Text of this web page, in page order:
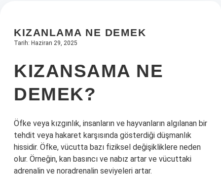
Hakkımızda
KIZANLAMA NE DEMEK
Tarih: Haziran 29, 2025
KIZANSAMA NE
DEMEK?
Öfke veya kızgınlık, insanların ve hayvanların algılanan bir
tehdit veya hakaret karşısında gösterdiği düşmanlık
hissidir. Öfke, vücutta bazı fiziksel değişikliklere neden
olur. Örneğin, kan basıncı ve nabız artar ve vücuttaki
adrenalin ve noradrenalin seviyeleri artar.